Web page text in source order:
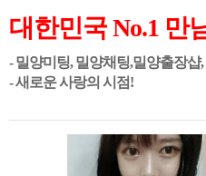
대한민국 No.1 만
- 밀양미팅, 밀양채팅,밀양출장샵
- 새로운 사랑의 시점!